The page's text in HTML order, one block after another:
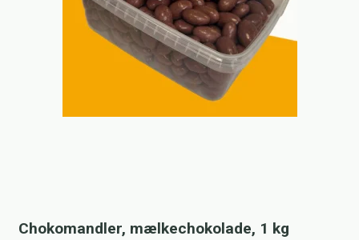
Chokomandler, mælkechokolade, 1 kg